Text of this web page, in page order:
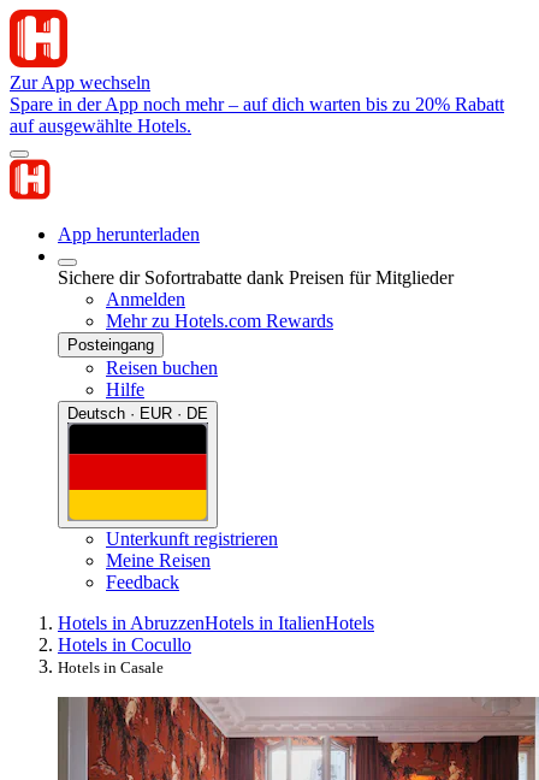
Zur App wechseln
Spare in der App noch mehr – auf dich warten bis zu 20% Rabatt
auf ausgewählte Hotels.
App herunterladen
Sichere dir Sofortrabatte dank Preisen für Mitglieder
Anmelden
Mehr zu Hotels.com Rewards
Posteingang
Reisen buchen
Hilfe
Deutsch · EUR · DE
Unterkunft registrieren
Meine Reisen
Feedback
Hotels in AbruzzenHotels in ItalienHotels
Hotels in Cocullo
Hotels in Casale